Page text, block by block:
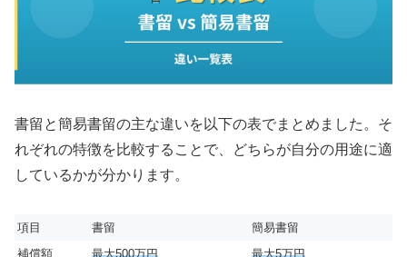
書留と簡易書留の主な違いを以下の表でまとめました。そ
れぞれの特徴を比較することで、どちらが自分の用途に適
しているかが分かります。
項目 書留
簡易書留
補償額
最大500万円
最大5万円